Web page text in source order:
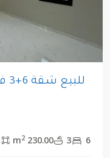
للبيع شقة 6+3 في المملكة العربية السعودية
6
3
230.00 m
2